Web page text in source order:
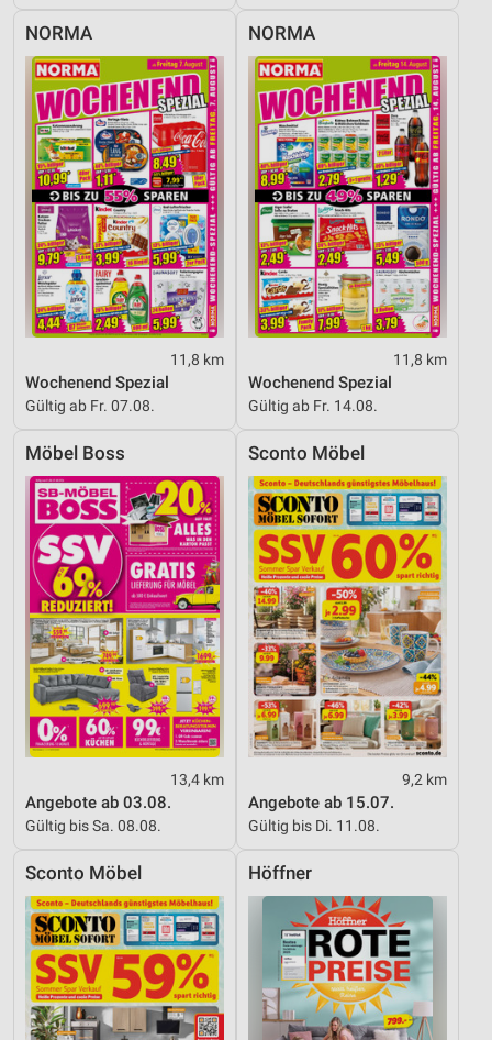
NORMA
11,8 km
Wochenend Spezial
Gültig ab Fr. 07.08.
NORMA
11,8 km
Wochenend Spezial
Gültig ab Fr. 14.08.
Möbel Boss
13,4 km
Angebote ab 03.08.
Gültig bis Sa. 08.08.
Sconto Möbel
9,2 km
Angebote ab 15.07.
Gültig bis Di. 11.08.
Sconto Möbel Höffner